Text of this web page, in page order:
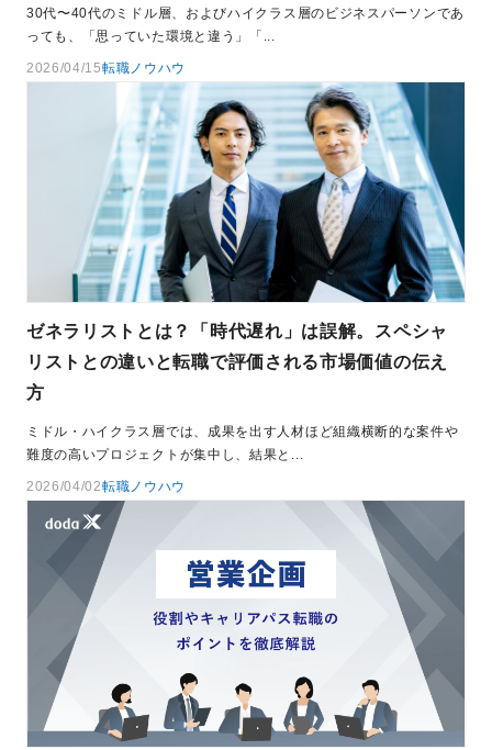
30代〜40代のミドル層、およびハイクラス層のビジネスパーソンであ
っても、「思っていた環境と違う」「...
2026/04/15転職ノウハウ
ゼネラリストとは？「時代遅れ」は誤解。スペシャ
リストとの違いと転職で評価される市場価値の伝え
方
ミドル・ハイクラス層では、成果を出す人材ほど組織横断的な案件や
難度の高いプロジェクトが集中し、結果と...
2026/04/02転職ノウハウ